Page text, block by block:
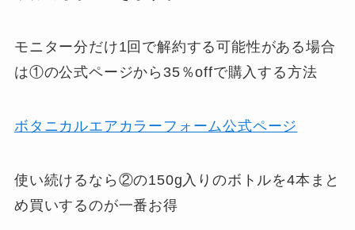
モニター分だけ1回で解約する可能性がある場合
は①の公式ページから35％offで購入する方法
ボタニカルエアカラーフォーム公式ページ
使い続けるなら②の150g入りのボトルを4本まと
め買いするのが一番お得